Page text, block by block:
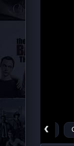
‹
Серия 1